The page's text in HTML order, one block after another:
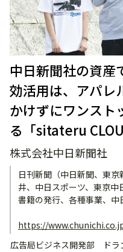
中日新聞社の資産
効活用は、アパレ
かけずにワンスト
る「sitateru
株式会社中日新聞社
日刊新聞（中日新聞、東
井、中日スポーツ、東京中
書籍の発行、各種事業、
https://
広告局ビジネス開発部 ドラ